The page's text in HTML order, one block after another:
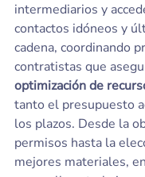
intermediarios y
contactos idóneos y
cadena, coordinando
contratistas que
optimización de
tanto el presupuesto
los plazos. Desde la
permisos hasta la
mejores materiales,